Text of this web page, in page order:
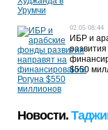
02.05 08:44
ИБР и
$550
Новости.